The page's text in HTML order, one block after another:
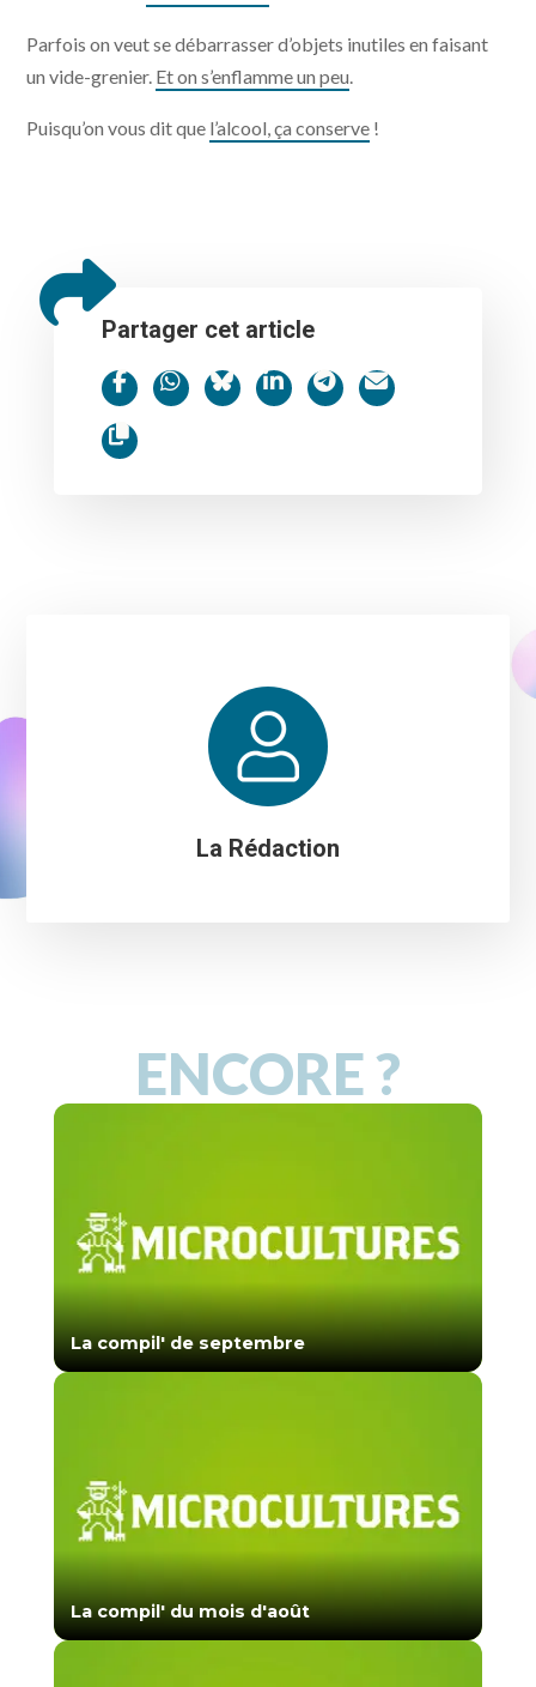
Parfois on veut se débarrasser d’objets inutiles en faisant
un vide-grenier. Et on s’enflamme un peu
Puisqu’on vous dit que l’alcool, ça conserve !
Partager cet article
La Rédaction
ENCORE ?
La compil' de septembre
La compil' du mois d'août